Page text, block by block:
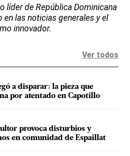
líder de República Dominicana
en las noticias generales y el
innovador.
Ver todos
a disparar: la pieza que
por atentado en Capotillo
provoca disturbios y
en comunidad de Espaillat